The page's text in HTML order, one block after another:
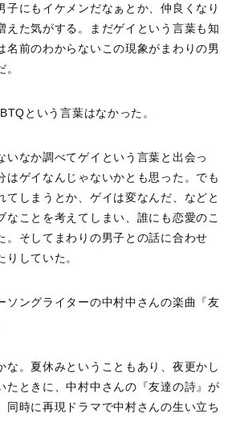
子にもイケメンだなぁとか、仲良くなり
えた気がする。まだゲイという言葉も知
名前のわからないこの現象がまわりの男
という言葉はなかった。
いなか調べてゲイという言葉と出会っ
はゲイなんじゃないかとも思った。でも
てしまうとか、ゲイは変なんだ、などと
なことを考えてしまい、誰にも恋愛のこ
。そしてまわりの男子との話に合わせ
りしていた。
ソングライターの中村中さんの楽曲『友
な。夏休みということもあり、夜更かし
たときに、中村中さんの『友達の詩』が
同時に再現ドラマで中村さんの生い立ち